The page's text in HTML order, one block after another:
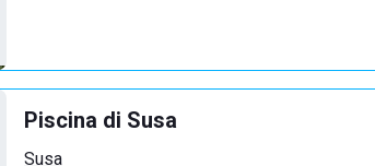
Piscina di Susa
Susa